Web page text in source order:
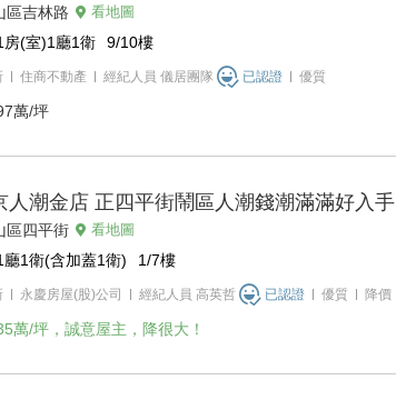
區吉林路 看地圖
房(室)1廳1衛 9/10樓
住商不動產 經紀人員 儀居團隊 已認證 優質
萬/坪
人潮金店 正四平街鬧區人潮錢潮滿滿好入手
區四平街 看地圖
廳1衛(含加蓋1衛) 1/7樓
永慶房屋(股)公司 經紀人員 高英哲 已認證 優質 降價
萬/坪，誠意屋主，降很大！